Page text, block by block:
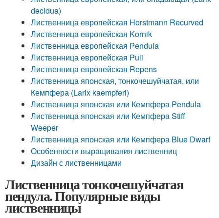
decidua)
Лиственница европейская Horstmann Recurved
Лиственница европейская Kornik
Лиственница европейская Pendula
Лиственница европейская Puli
Лиственница европейская Repens
Лиственница японская, тонкочешуйчатая, или
Кемпфера (Larix kaempferi)
Лиственница японская или Кемпфера Pendula
Лиственница японская или Кемпфера Stiff
Weeper
Лиственница японская или Кемпфера Blue Dwarf
Особенности выращивания лиственниц
Дизайн с лиственницами
Лиственница тонкочешуйчатая
пендула. Популярные виды
лиственницы